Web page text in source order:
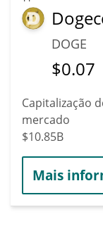
DOGE
$0.07
Capitalização
mercado
$10.85B
Mais